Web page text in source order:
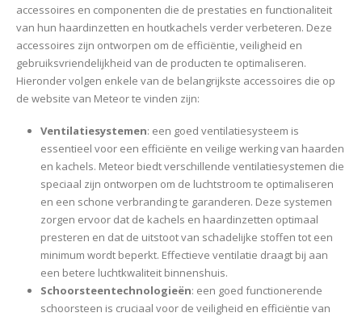
accessoires en componenten die de prestaties en functionaliteit
van hun haardinzetten en houtkachels verder verbeteren. Deze
accessoires zijn ontworpen om de efficiëntie, veiligheid en
gebruiksvriendelijkheid van de producten te optimaliseren.
Hieronder volgen enkele van de belangrijkste accessoires die op
de website van Meteor te vinden zijn:
Ventilatiesystemen: een goed ventilatiesysteem is
essentieel voor een efficiënte en veilige werking van haarden
en kachels. Meteor biedt verschillende ventilatiesystemen die
speciaal zijn ontworpen om de luchtstroom te optimaliseren
en een schone verbranding te garanderen. Deze systemen
zorgen ervoor dat de kachels en haardinzetten optimaal
presteren en dat de uitstoot van schadelijke stoffen tot een
minimum wordt beperkt. Effectieve ventilatie draagt bij aan
een betere luchtkwaliteit binnenshuis.
Schoorsteentechnologieën: een goed functionerende
schoorsteen is cruciaal voor de veiligheid en efficiëntie van